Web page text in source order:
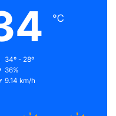
℃
34º - 28º
36%
9.14 km/h